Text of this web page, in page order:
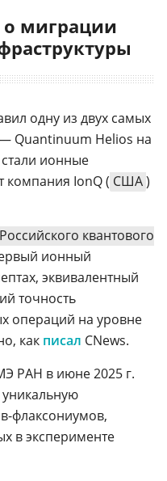
миграции
одну из двух самых
Quantinuum Helios на
ионные
компания IonQ ( США)
Российского квантового
ионный
эквивалентный
точность
операций на уровне
как писал CNews.
РАН в июне 2025 г.
уникальную
флаксониумов,
в эксперименте